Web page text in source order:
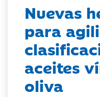
Nuevas
para
aceites
oliva